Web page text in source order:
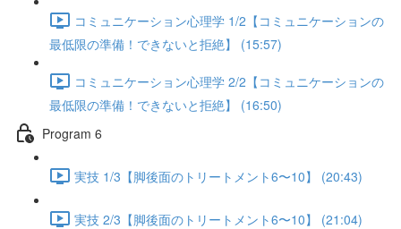
コミュニケーション心理学 1/2【コミュニケーションの
最低限の準備！できないと拒絶】 (15:57)
コミュニケーション心理学 2/2【コミュニケーションの
最低限の準備！できないと拒絶】 (16:50)
Program 6
実技 1/3【脚後面のトリートメント6〜10】 (20:43)
実技 2/3【脚後面のトリートメント6〜10】 (21:04)